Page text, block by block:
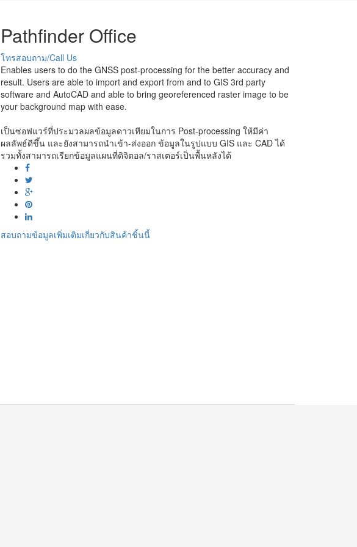
Pathfinder Office
โทรสอบถาม/Call Us
Enables users to do the GNSS post-processing for the better accuracy and
result. Users are able to import and export from and to GIS 3rd party
software and AutoCAD and able to bring georeferenced raster image to be
your background map with ease.
เป็นซอฟแวร์ที่ประมวลผลข้อมูลดาวเทียมในการ Post-processing ให้มีค่า
ผลลัพธ์ดีขึ้น และยังสามารถนำเข้า-ส่งออก ข้อมูลในรูปแบบ GIS และ CAD ได้
รวมทั้งสามารถเรียกข้อมูลแผนที่ดิจิตอล/ราสเตอร์เป็นพื้นหลังได้
สอบถามข้อมูลเพิ่มเติมเกี่ยวกับสินค้าชิ้นนี้